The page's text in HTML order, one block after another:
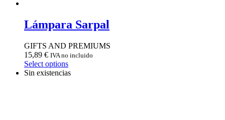
Lámpara Sarpal
GIFTS AND PREMIUMS
15,89 € IVA no incluido
Select options
Sin existencias